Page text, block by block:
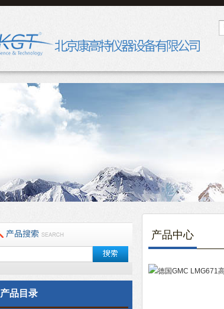
产品目录
产品中心